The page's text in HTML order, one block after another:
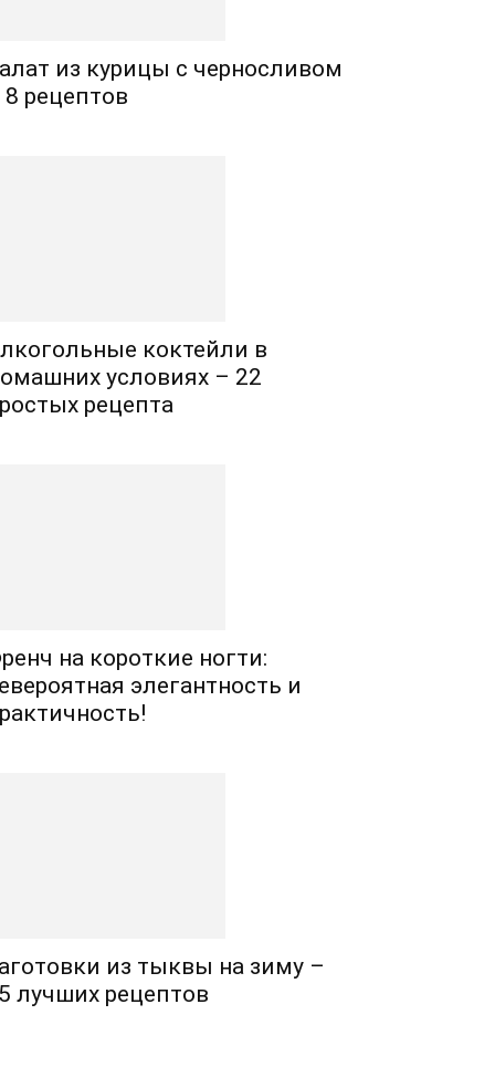
из курицы с черносливом
8 рецептов
коктейли в
условиях – 22
рецепта
на короткие ногти:
элегантность и
из тыквы на зиму –
лучших рецептов